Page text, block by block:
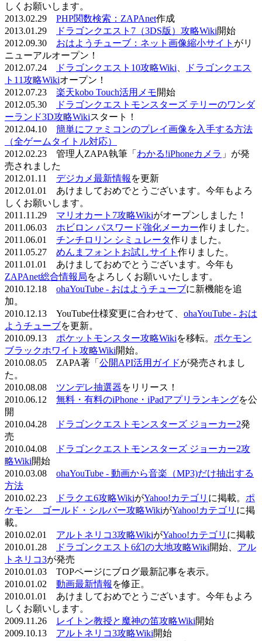
しくお願いします。
2013.02.29 PHP関数検索：ZAPAnet作成
2013.01.29
ドラゴンクエスト7（3DS版）攻略Wiki開始
2012.09.30 おはようチューブ：ネット画像縮小サイト がリ
ニューアルオープン！
2012.07.24
ドラゴンクエスト10攻略Wiki
ドラゴンクエス
ト11攻略Wikiオープン！
2012.07.23 楽天kobo Touch活用メモ開始
2012.05.30
ドラゴンクエストモンスターズ テリーのワンダ
ーランド3D攻略Wikiスタート！
2012.04.10 簡単にファミコンのプレイ画像を入手する方法
（全ゲームタイトル対応）
2012.02.23 管理人ZAPA執筆「 わかる!iPhoneカメラ 」が発
売されました
2012.01.11 デジカメ最新情報 を更新
2012.01.01 あけましておめでとうございます。今年もよろ
しくお願いします。
2011.11.29 マリオカート7攻略Wikiがオープンしました！
2011.06.03 ホビロン パスワード強化メーカー作りました。
2011.06.01 チンチロリン シミュレータ作りました。
2011.05.27 めんまフォントお試しサイト 作りました。
2011.01.01 あけましておめでとうございます。今年も
ZAPAnet総合情報局をよろしくお願いいたします。
2010.12.18 ohaYouTube - おはようチューブに新機能を追
加。
2010.12.13 YouTube仕様変更に合わせて、 ohaYouTube - おは
ようチューブを更新。
2010.09.13 ポケットモンスター攻略Wikiを移転。 ポケモン
ブラックホワイト攻略Wiki開始。
2010.08.05 ZAPA著「 公開API活用ガイドが発売されまし
た。
2010.08.08 ツンデレ抽選器をリリース！
2010.06.12 無料・有料のiPhone・iPadアプリランキングを公
開
2010.04.28
ドラゴンクエストモンスターズ ジョーカー2発
売
2010.04.08
ドラゴンクエストモンスターズ ジョーカー2攻
略Wiki開始
2010.03.08 ohaYouTube - 動画から音楽（MP3)だけ抽出する
方法
2010.02.23
ドラクエ6攻略WikiがYahoo!カテゴリ に掲載。 ポ
ケモン ゴールド・シルバー攻略WikiがYahoo!カテゴリ に掲
載。
2010.02.01 アルトネリコ3攻略WikiがYahoo!カテゴリ に掲載
2010.01.28
ドラゴンクエスト6幻の大地攻略Wiki開始、 アル
トネリコ3が発売
2010.01.03 TOPページにブログ最新記事を表示。
2010.01.02 動画最新情報 を修正。
2010.01.01 あけましておめでとうございます。今年もよろ
しくお願いします。
2009.11.26
レイトン教授と魔神の笛攻略Wiki開始
2009.10.13 アルトネリコ3攻略Wiki開始